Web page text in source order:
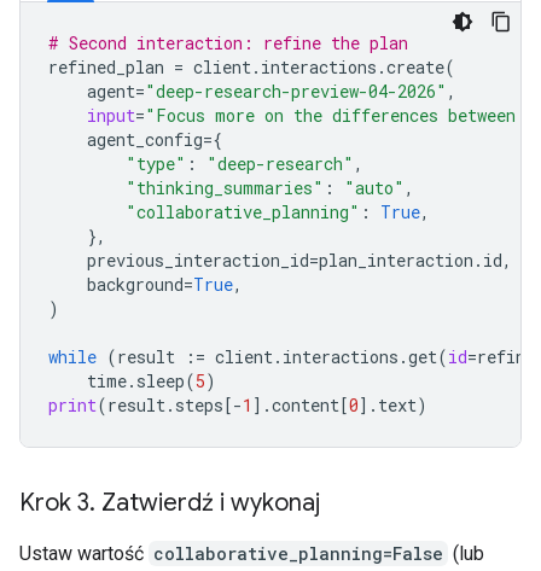
# Second interaction: refine the plan
refined_plan = client. interactions .create(
agent="deep-research-preview-04-2026" ,
input="Focus more on the differences between
agent_config={
"type" : "deep-research" ,
"thinking_summaries" : "auto" ,
"collaborative_planning" : True,
},
previous_interaction_id=plan_interaction . id,
background=True,
)
while (result := client. interactions .get(id=
time. sleep(5)
print(result. steps[-1 ] .content[0] . text)
Krok 3. Zatwierdź i wykonaj
Ustaw wartość collaborative_planning=False (lub